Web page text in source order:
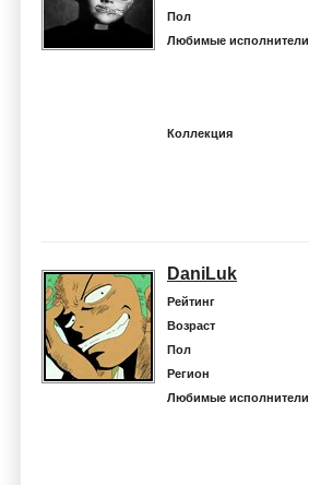
Пол
Любимые исполнители
Коллекция
DaniLuk
Рейтинг
Возраст
Пол
Регион
Любимые исполнители